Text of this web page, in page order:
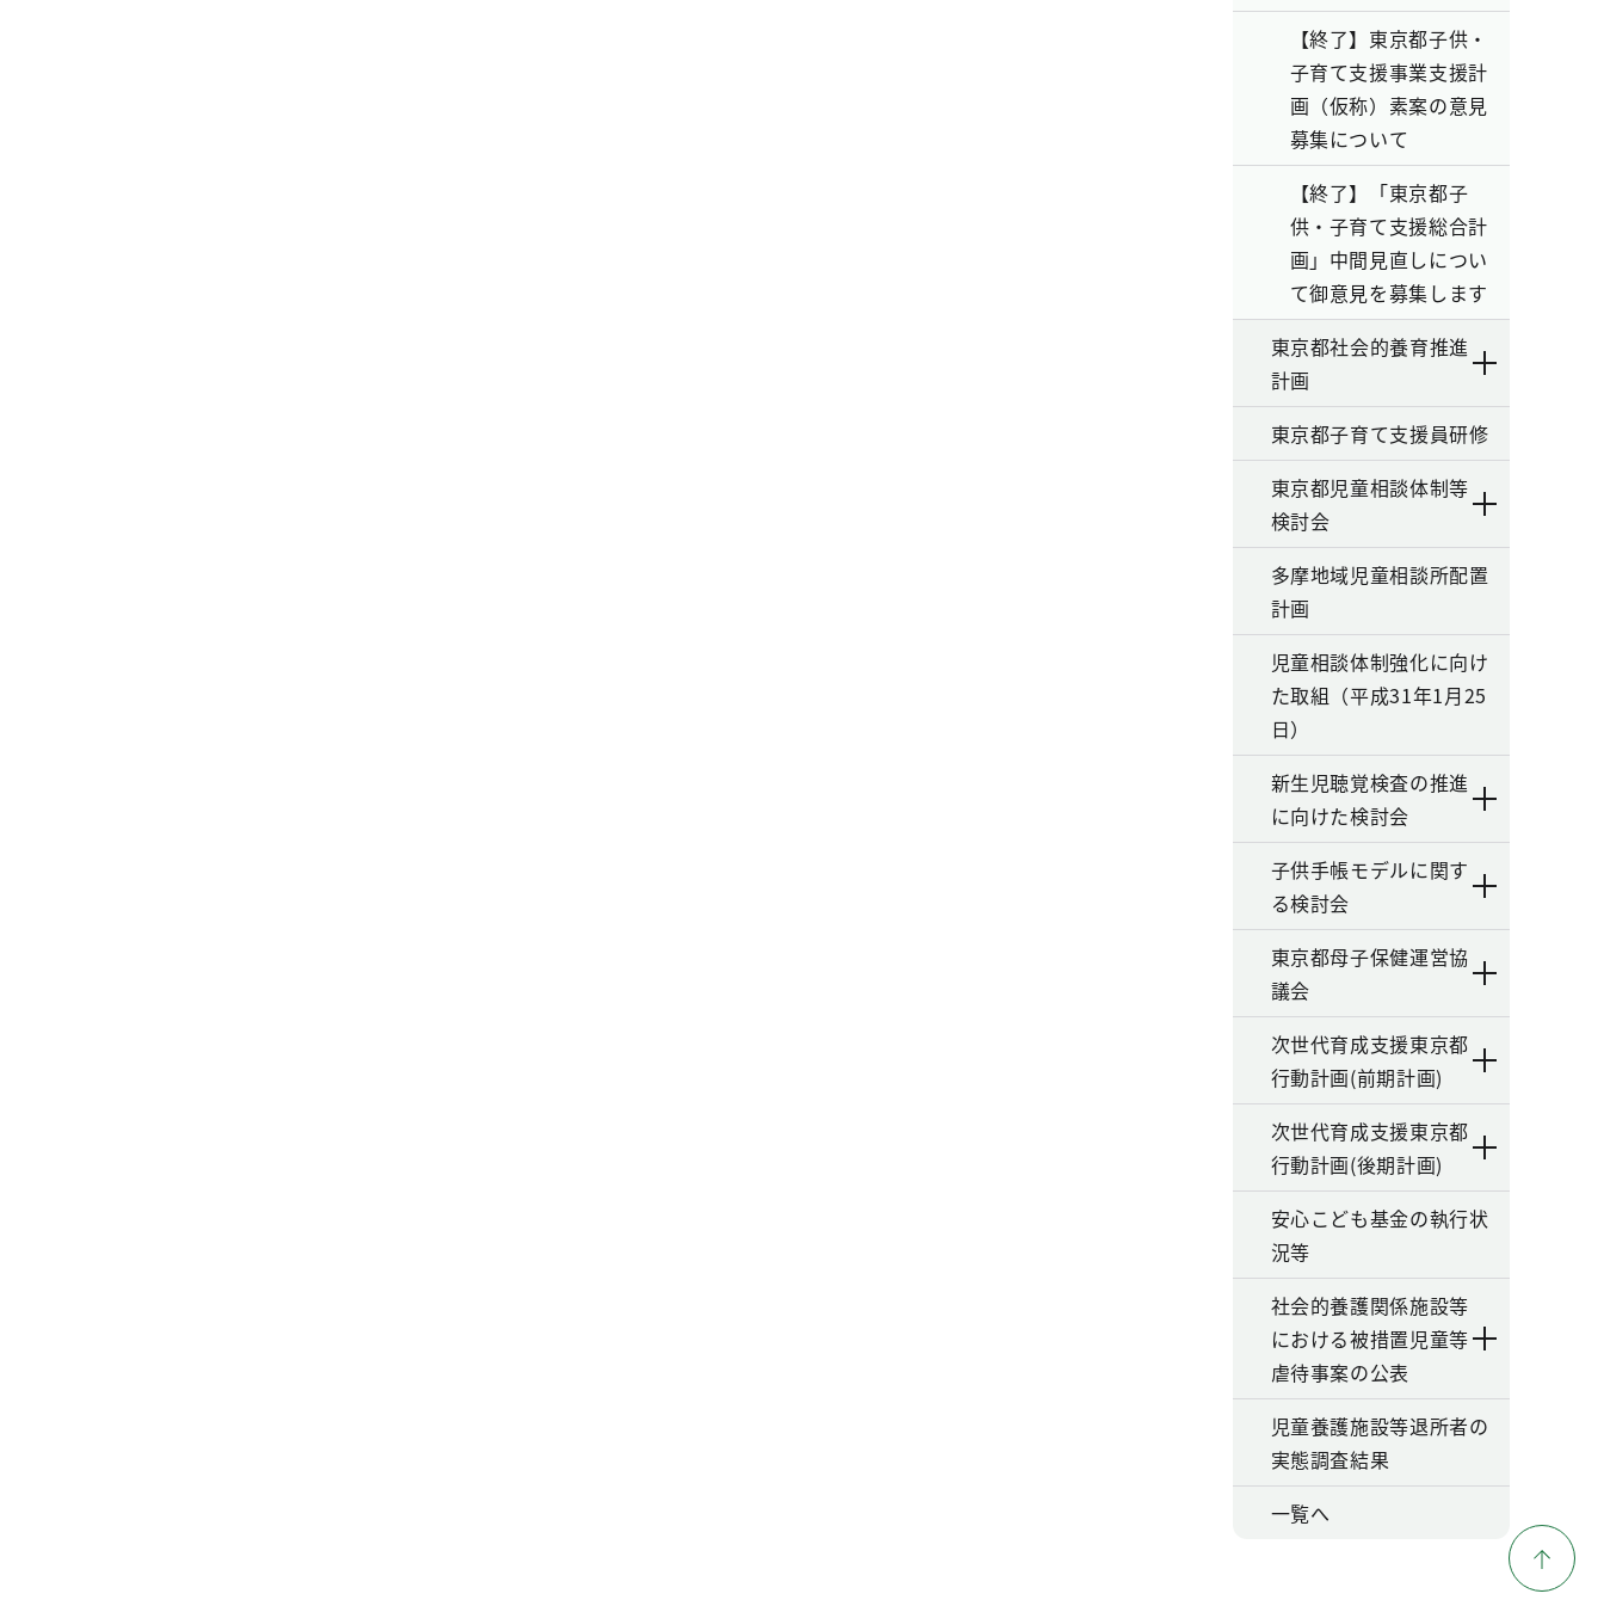
【終了】東京都子供・
子育て支援事業支援計
画（仮称）素案の意見
募集について
【終了】「東京都子
供・子育て支援総合計
画」中間見直しについ
て御意見を募集します
東京都社会的養育推進
計画
東京都子育て支援員研修
東京都児童相談体制等
検討会
多摩地域児童相談所配置
計画
児童相談体制強化に向け
た取組（平成31年1月25
日）
新生児聴覚検査の推進
に向けた検討会
子供手帳モデルに関す
る検討会
東京都母子保健運営協
議会
次世代育成支援東京都
行動計画(前期計画)
次世代育成支援東京都
行動計画(後期計画)
安心こども基金の執行状
況等
社会的養護関係施設等
における被措置児童等
虐待事案の公表
児童養護施設等退所者の
実態調査結果
一覧へ